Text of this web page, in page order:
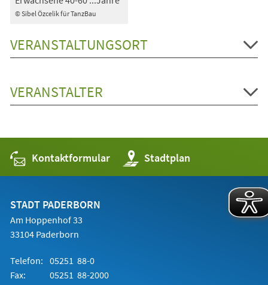
© Sibel Özcelik für TanzBau
VERANSTALTUNGSORT
VERANSTALTER
Kontaktformular Stadtplan
(Öffnet
in
einem
STADT PADERBORN
Am Hoppenhof 33
33104 Paderborn
Telefon: 05251 88-0
Fax:
05251 88-2000